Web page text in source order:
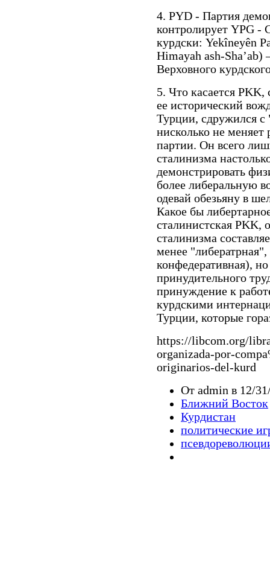
4. PYD - Партия
контролирует YPG -
курдски: Yekîneyên
Himayah ash-
Верховного
5. Что касается PKK,
ее исторический
Турции, сдружился
нисколько не меняет
партии. Он всего
сталинизма
демонстрировать
более либеральную
одевай обезьяну в
Какое бы
сталинистская PKK,
сталинизма
менее
конфедеративная),
принудительного
принуждение к
курдскими
Турции, которые
https://libcom.org/
organizada-por-
originarios-del-kurd
От admin в 12/
Ближний Восток
Курдистан
политические